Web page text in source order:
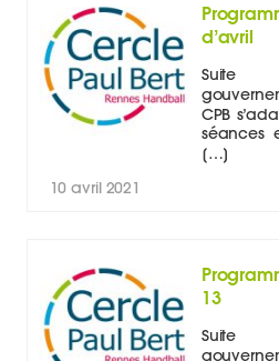
d’avril
Suite
CPB
séances
[…]
10 avril 2021
13
Suite